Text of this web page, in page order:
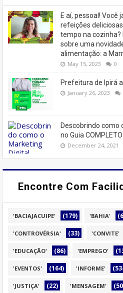
E aí, pessoal! Você
refeições
tempo na cozinha?
sobre uma
alimentação: a
May 15, 2023 0
Prefeitura de Ipirá
January 26, 2023
Descobrindo como
no Guia
December 24, 2021
Encontre Com
'BACIAJACUIPE' (179) 'BAHIA'
'CONTROVÉRSIA' (33) 'CONVITE'
'EDUCAÇÃO' (86) 'EMPREGO'
'EVENTOS' (164) 'INFORME'
'JUSTIÇA' (22) 'MENSAGEM'